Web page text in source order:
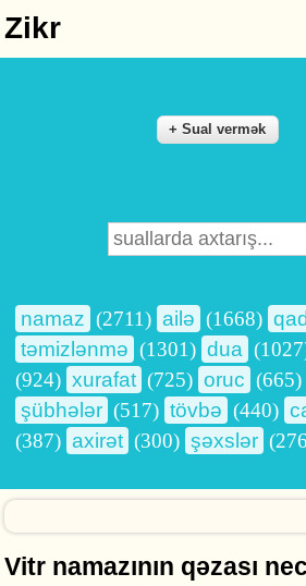
Zikr
Search form
Axtarış
namaz (2711) ailə (1668)
təmizlənmə (1301) dua
(924) xurafat (725) oruc (665)
şübhələr (517) tövbə (440)
(387) axirət (300) şəxslər
Vitr namazının qəzası